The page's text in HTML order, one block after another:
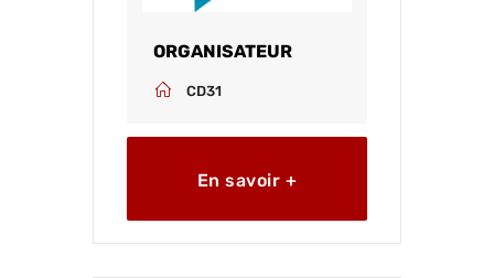
ORGANISATEUR
CD31
En savoir +